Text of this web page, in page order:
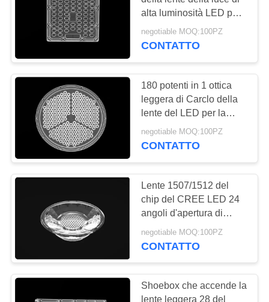
NORME
SULLA
PRIVACY
alta luminosità LED per
l'iluminazione pubblica
modulare del LED
negotiable MOQ:100PZ
CONTATTO
180 potenti in 1 ottica
leggera di Carclo della
lente del LED per la
fabbrica/l'illuminazione
all'aperto
negotiable MOQ:100PZ
CONTATTO
Lente 1507/1512 del
chip del CREE LED 24
angoli d'apertura di
grado per la plafoniera
del LED
negotiable MOQ:100PZ
CONTATTO
Shoebox che accende la
lente leggera 28 del